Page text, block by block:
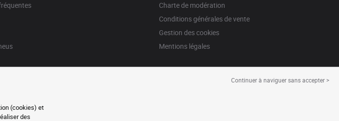
Charte de modération
Conditions générales de vente
Gestion des cookies
Mentions légales
Continuer à naviguer sans accepter >
(cookies) et
des